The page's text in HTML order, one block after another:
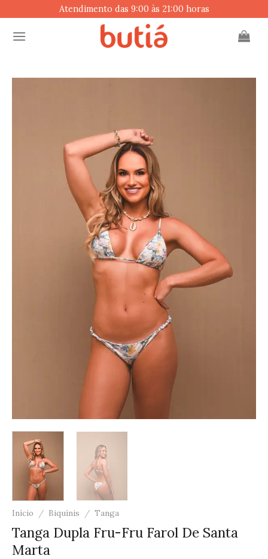
to
content
Atendimento das 9:00 às 21:00 horas
Início / Biquínis / Tanga
Tanga Dupla Fru-Fru Farol De Santa
Marta